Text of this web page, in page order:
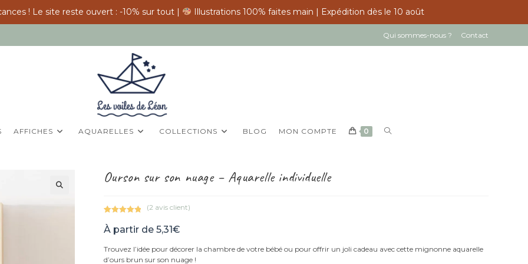
! Le site reste ouvert : -10% sur tout |
Illustrations 100% faites main | Expédition dès le 10 août
Qui sommes-nous ? Contact
AFFICHES AQUARELLES COLLECTIONS BLOG MON COMPTE 0
TOGGLE
Ourson sur son nuage – Aquarelle individuelle
sur 5
notations
(2 avis client)
À partir de 5,31€
Trouvez l’idée pour décorer la chambre de votre bébé ou pour offrir un joli cadeau avec cette mignonne aquarelle
d’ours brun sur son nuage !